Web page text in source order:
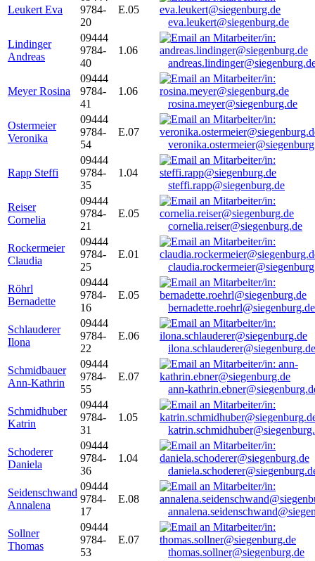
Leukert Eva
9784-
20
E.05
eva.leukert@siegenburg.de
Lindinger
Andreas
09444
9784-
40
1.06
Meyer Rosina
09444
9784-
41
1.06
rosina.meyer@siegenburg.de
Ostermeier
Veronika
09444
9784-
54
E.07
Rapp Steffi
09444
9784-
35
1.04
steffi.rapp@siegenburg.de
Reiser
Cornelia
09444
9784-
21
E.05
cornelia.reiser@siegenburg.de
Rockermeier
Claudia
09444
9784-
25
E.01
Röhrl
Bernadette
09444
9784-
16
E.05
bernadette.roehrl@siegenburg.de
Schlauderer
Ilona
09444
9784-
22
E.06
ilona.schlauderer@siegenburg.de
Schmidbauer
Ann-Kathrin
09444
9784-
55
E.07
ann-
Schmidhuber
Katrin
09444
9784-
31
1.05
Schoderer
Daniela
09444
9784-
36
1.04
Seidenschwand
Annalena
09444
9784-
17
E.08
Sollner
Thomas
09444
9784-
53
E.07
thomas.sollner@siegenburg.de